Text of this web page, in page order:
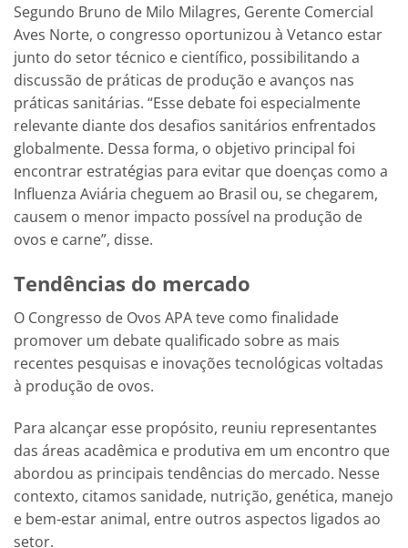
Segundo Bruno de Milo Milagres, Gerente Comercial
Aves Norte, o congresso oportunizou à Vetanco estar
junto do setor técnico e científico, possibilitando a
discussão de práticas de produção e avanços nas
práticas sanitárias. “Esse debate foi especialmente
relevante diante dos desafios sanitários enfrentados
globalmente. Dessa forma, o objetivo principal foi
encontrar estratégias para evitar que doenças como a
Influenza Aviária cheguem ao Brasil ou, se chegarem,
causem o menor impacto possível na produção de
ovos e carne”, disse.
Tendências do mercado
O Congresso de Ovos APA teve como finalidade
promover um debate qualificado sobre as mais
recentes pesquisas e inovações tecnológicas voltadas
à produção de ovos.
Para alcançar esse propósito, reuniu representantes
das áreas acadêmica e produtiva em um encontro que
abordou as principais tendências do mercado. Nesse
contexto, citamos sanidade, nutrição, genética, manejo
e bem-estar animal, entre outros aspectos ligados ao
setor.